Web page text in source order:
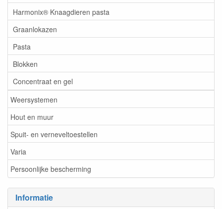
Harmonix® Knaagdieren pasta
Graanlokazen
Pasta
Blokken
Concentraat en gel
Weersystemen
Hout en muur
Spuit- en verneveltoestellen
Varia
Persoonlijke bescherming
Informatie